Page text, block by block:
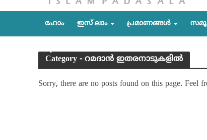
ഹോം ഇസ് ലാം പ്രമാണങ്ങള്‍
Category - റമദാന്‍ ഇതരനാടുകളില്‍
Sorry, there are no posts found on this page. Feel